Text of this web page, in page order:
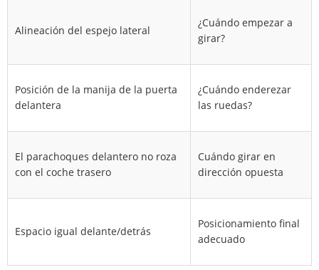
Alineación del espejo lateral
¿Cuándo empezar a
girar?
Posición de la manija de la puerta
delantera
¿Cuándo enderezar
las ruedas?
El parachoques delantero no roza
con el coche trasero
Cuándo girar en
dirección opuesta
Espacio igual delante/detrás
Posicionamiento final
adecuado